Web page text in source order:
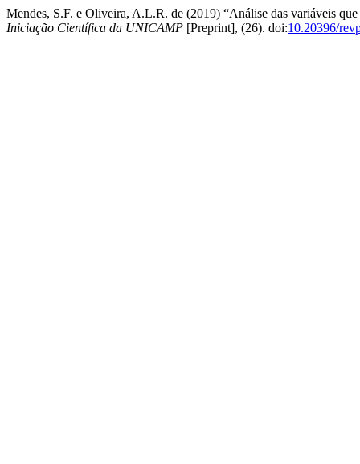
Mendes, S.F. e Oliveira, A.L.R. de (2019) “Análise das variáveis
Iniciação Científica da UNICAMP [Preprint], (26). doi:10.20396/